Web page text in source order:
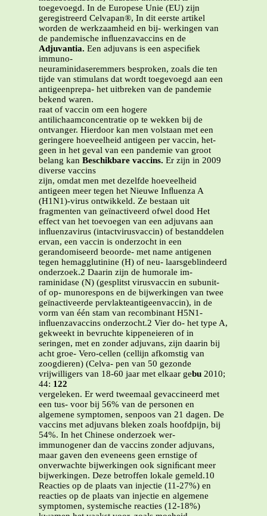
toegevoegd. In de Europese Unie (EU) zijn
geregistreerd Celvapan®, In dit eerste artikel
worden de werkzaamheid en bij- werkingen van
de pandemische inﬂuenzavaccins en de
Adjuvantia. Een adjuvans is een aspeciﬁek
immuno-
neuraminidaseremmers besproken, zoals die ten
tijde van stimulans dat wordt toegevoegd aan een
antigeenprepa- het uitbreken van de pandemie
bekend waren.
raat of vaccin om een hogere
antilichaamconcentratie op te wekken bij de
ontvanger. Hierdoor kan men volstaan met een
geringere hoeveelheid antigeen per vaccin, het-
geen in het geval van een pandemie van groot
belang kan Beschikbare vaccins. Er zijn in 2009
diverse vaccins
zijn, omdat men met dezelfde hoeveelheid
antigeen meer tegen het Nieuwe Inﬂuenza A
(H1N1)-virus ontwikkeld. Ze bestaan uit
fragmenten van geïnactiveerd ofwel dood Het
effect van het toevoegen van een adjuvans aan
inﬂuenzavirus (intactvirusvaccin) of bestanddelen
ervan, een vaccin is onderzocht in een
gerandomiseerd beoorde- met name antigenen
tegen hemagglutinine (H) of neu- laarsgeblindeerd
onderzoek.2 Daarin zijn de humorale im-
raminidase (N) (gesplitst virusvaccin en subunit-
of op- munorespons en de bijwerkingen van twee
geïnactiveerde pervlakteantigeenvaccin), in de
vorm van één stam van recombinant H5N1-
inﬂuenzavaccins onderzocht.2 Vier do- het type A,
gekweekt in bevruchte kippeneieren of in
seringen, met en zonder adjuvans, zijn daarin bij
acht groe- Vero-cellen (cellijn afkomstig van
zoogdieren) (Celva- pen van 50 gezonde
vrijwilligers van 18-60 jaar met elkaar gebu 2010;
44: 122
vergeleken. Er werd tweemaal gevaccineerd met
een tus- voor bij 56% van de personen en
algemene symptomen, senpoos van 21 dagen. De
vaccins met adjuvans bleken zoals hoofdpijn, bij
54%. In het Chinese onderzoek wer-
immunogener dan de vaccins zonder adjuvans,
maar gaven den eveneens geen ernstige of
onverwachte bijwerkingen ook signiﬁcant meer
bijwerkingen. Deze betroffen lokale gemeld.10
Reacties op de plaats van injectie (11-27%) en
reacties op de plaats van injectie en algemene
symptomen, systemische reacties (12-18%)